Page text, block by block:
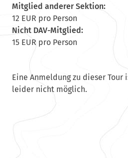
Mitglied anderer Sektion:
12 EUR pro Person
Nicht DAV-Mitglied:
15 EUR pro Person
Eine Anmeldung zu dieser Tour
leider nicht möglich.